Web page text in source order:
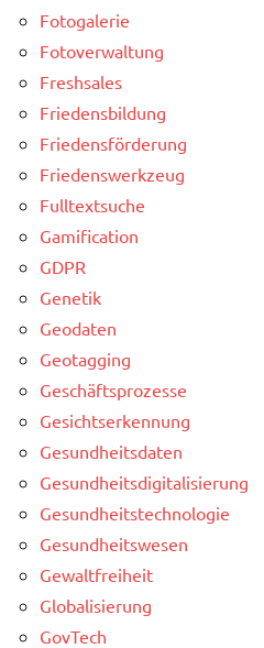
Fotogalerie
Fotoverwaltung
Freshsales
Friedensbildung
Friedensförderung
Friedenswerkzeug
Fulltextsuche
Gamification
GDPR
Genetik
Geodaten
Geotagging
Geschäftsprozesse
Gesichtserkennung
Gesundheitsdaten
Gesundheitsdigitalisierung
Gesundheitstechnologie
Gesundheitswesen
Gewaltfreiheit
Globalisierung
GovTech